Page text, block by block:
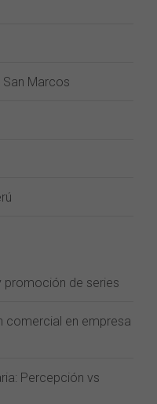
Marcos
promoción de series
comercial en empresa
Percepción vs